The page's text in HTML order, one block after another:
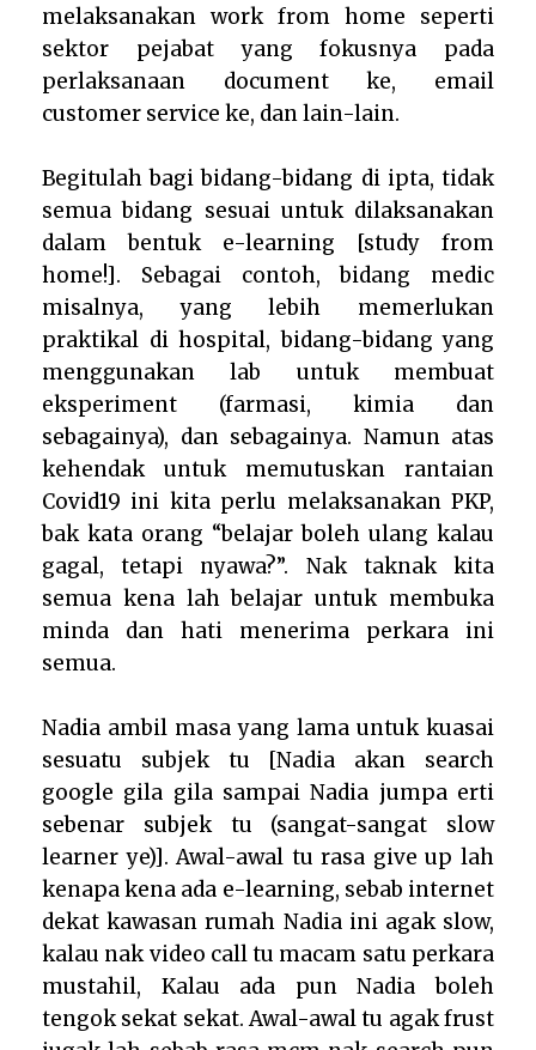
melaksanakan work from home seperti
sektor pejabat yang fokusnya pada
perlaksanaan document ke, email
customer service ke, dan lain-lain.
Begitulah bagi bidang-bidang di ipta, tidak
semua bidang sesuai untuk dilaksanakan
dalam bentuk e-learning [study from
home!]. Sebagai contoh, bidang medic
misalnya, yang lebih memerlukan
praktikal di hospital, bidang-bidang yang
menggunakan lab untuk membuat
eksperiment (farmasi, kimia dan
sebagainya), dan sebagainya. Namun atas
kehendak untuk memutuskan rantaian
Covid19 ini kita perlu melaksanakan PKP,
bak kata orang “belajar boleh ulang kalau
gagal, tetapi nyawa?”. Nak taknak kita
semua kena lah belajar untuk membuka
minda dan hati menerima perkara ini
semua.
Nadia ambil masa yang lama untuk kuasai
sesuatu subjek tu [Nadia akan search
google gila gila sampai Nadia jumpa erti
sebenar subjek tu (sangat-sangat slow
learner ye)]. Awal-awal tu rasa give up lah
kenapa kena ada e-learning, sebab internet
dekat kawasan rumah Nadia ini agak slow,
kalau nak video call tu macam satu perkara
mustahil, Kalau ada pun Nadia boleh
tengok sekat sekat. Awal-awal tu agak frust